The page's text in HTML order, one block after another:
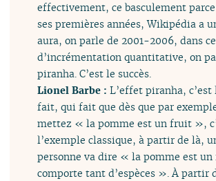
effectivement, ce basculement
ses premières années, Wikipédia a
aura, on parle de 2001-2006, dans
d’incrémentation quantitative, on
piranha. C’est le succès.
Lionel Barbe :L’effet piranha,
fait, qui fait que dès que par
mettez « la pomme est un fruit »,
l’exemple classique, à partir de là,
personne va dire « la pomme est
comporte tant d’espèces ». À partir